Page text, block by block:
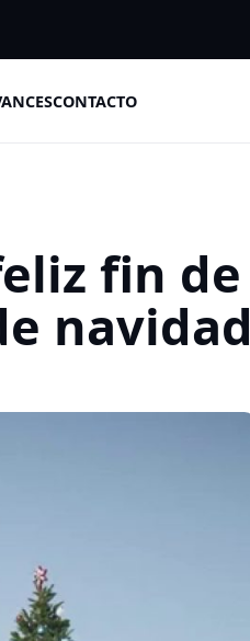
CONTACTO
fin de
navidad